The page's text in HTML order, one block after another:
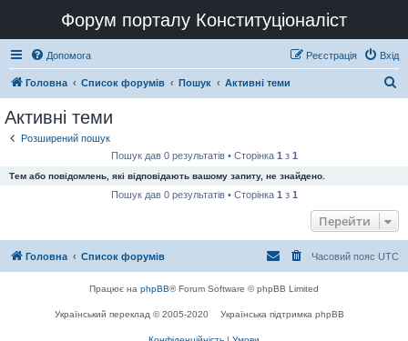
Форум порталу Конституціоналіст
Допомога Вхід
Реєстрація
Головна Список форумів Пошук Активні теми
Активні теми
Розширений пошук
Пошук дав 0 результатів • Сторінка 1 з 1
Тем або повідомлень, які відповідають вашому запиту, не знайдено.
Пошук дав 0 результатів • Сторінка 1 з 1
Перейти
Головна Список форумів Часовий пояс UTC
Працює на phpBB® Forum Software © phpBB Limited
Український переклад © 2005-2020 Українська підтримка phpBB